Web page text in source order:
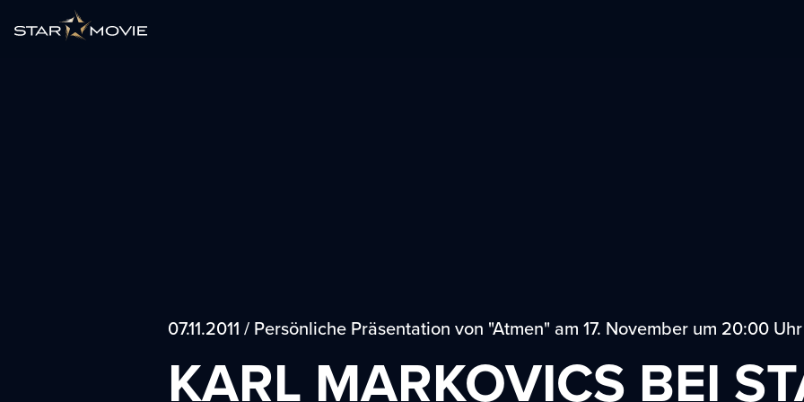
07.11.2011 / Persönliche Präsentation von "Atmen" am 17. November um 20:00 Uhr
KARL MARKOVICS BEI